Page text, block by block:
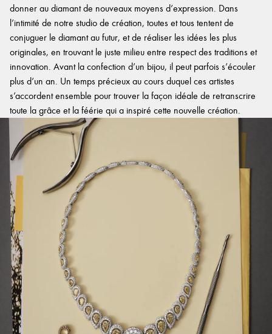
donner au diamant de nouveaux moyens d’expression. Dans
l’intimité de notre studio de création, toutes et tous tentent de
conjuguer le diamant au futur, et de réaliser les idées les plus
originales, en trouvant le juste milieu entre respect des traditions et
innovation. Avant la confection d’un bijou, il peut parfois s’écouler
plus d’un an. Un temps précieux au cours duquel ces artistes
s’accordent ensemble pour trouver la façon idéale de retranscrire
toute la grâce et la féérie qui a inspiré cette nouvelle création.